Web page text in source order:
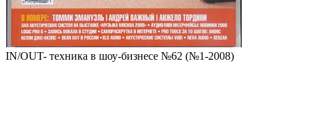
IN/OUT- техника в шоу-бизнесе №62 (№1-2008)